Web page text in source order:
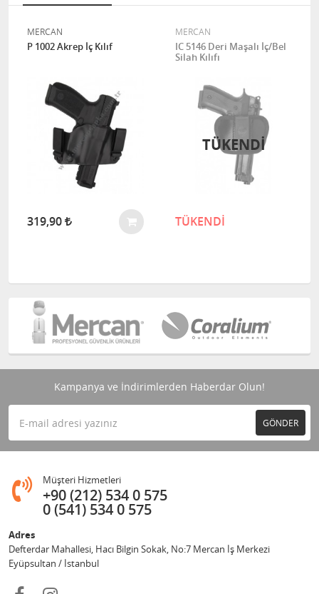
MERCAN
P 1002 Akrep İç Kılıf
319,90
MERCAN
IC 5146 Deri Maşalı İç/Bel
Silah Kılıfı
TÜKENDİ
TÜKENDI
Kampanya ve İndirimlerden Haberdar Olun!
GÖNDER
Müşteri Hizmetleri
+90 (212) 534 0 575
0 (541) 534 0 575
Adres
Defterdar Mahallesi, Hacı Bilgin Sokak, No:7 Mercan İş Merkezi
Eyüpsultan / İstanbul